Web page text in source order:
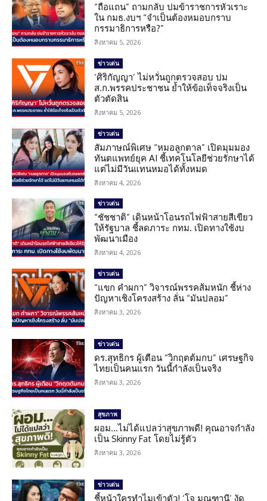
“ถือแถน” ถามกลับ ปมข้าราชการหัวเราะ
ใน กมธ.งบฯ “จำเป็นต้องหมอบกราบ
กรรมาธิการหรือ?”
สิงหาคม 5, 2026
ข่าวเด่น
‘ศิริกัญญา’ ไม่หวั่นถูกตรวจสอบ ปม
ส.ก.พรรคประชาชน ย้ำให้ข้อเท็จจริงเป็น
ตัวตัดสิน
สิงหาคม 5, 2026
ข่าวเด่น
สัมภาษณ์พิเศษ “หมอลูกตาล” เปิดมุมมอง
ทันตแพทย์ยุค AI ชี้เทคโนโลยีช่วยรักษาได้
แต่ไม่มีวันแทนหมอได้ทั้งหมด
สิงหาคม 4, 2026
ข่าวเด่น
“ชัชชาติ” เดินหน้าโอนรถไฟฟ้าสายสีเขียว
ให้รัฐบาล ชี้ลดภาระ กทม. เปิดทางใช้งบ
พัฒนาเมือง
สิงหาคม 4, 2026
ข่าวเด่น
“แขก คำผกา” วิจารณ์พรรคส้มหนัก ชี้ห่าง
ปัญหาเชิงโครงสร้าง ลั่น “มันปลอม”
สิงหาคม 3, 2026
ข่าวเด่น
ดร.สุทธิกร ผู้เตือน “วิกฤตต้มกบ” เศรษฐกิจ
ไทยเป็นคนแรก วันนี้กำลังเป็นจริง
สิงหาคม 3, 2026
สุขภาพ
ผอม…ไม่ได้แปลว่าสุขภาพดี! คุณอาจกำลัง
เป็น Skinny Fat โดยไม่รู้ตัว
สิงหาคม 3, 2026
ข่าวเด่น
ชี้หน้าใครทำไมเข้าตัว! ‘โจ มณฑานี’ งัด